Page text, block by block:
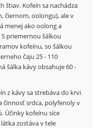
štiav. Kofeín sa nachádza
čiernom, oolongu), ale v
menej ako oolong a
priemernou šálkou
kofeínu, so šálkou
čaju 25 - 110
šálka kávy obsahuje 60 -
z kávy sa strebáva do krvi
činnosť srdca, polyfenoly v
Účinky kofeínu síce
zostáva v tele